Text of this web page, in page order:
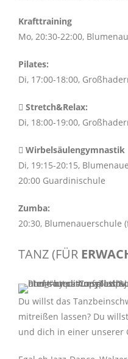
Krafttraining
Mo, 20:30-22:00,
Pilates:
Di, 17:00-18:00,
Stretch&Relax:
Di, 18:00-19:00,
Wirbelsäulengymnastik
Di, 19:15-20:15,
20:00 Guardinischule
20:30, Blumenauerschule
TANZ (FÜR
Du willst das
mitreißen lassen? Du
und dich in einer unserer